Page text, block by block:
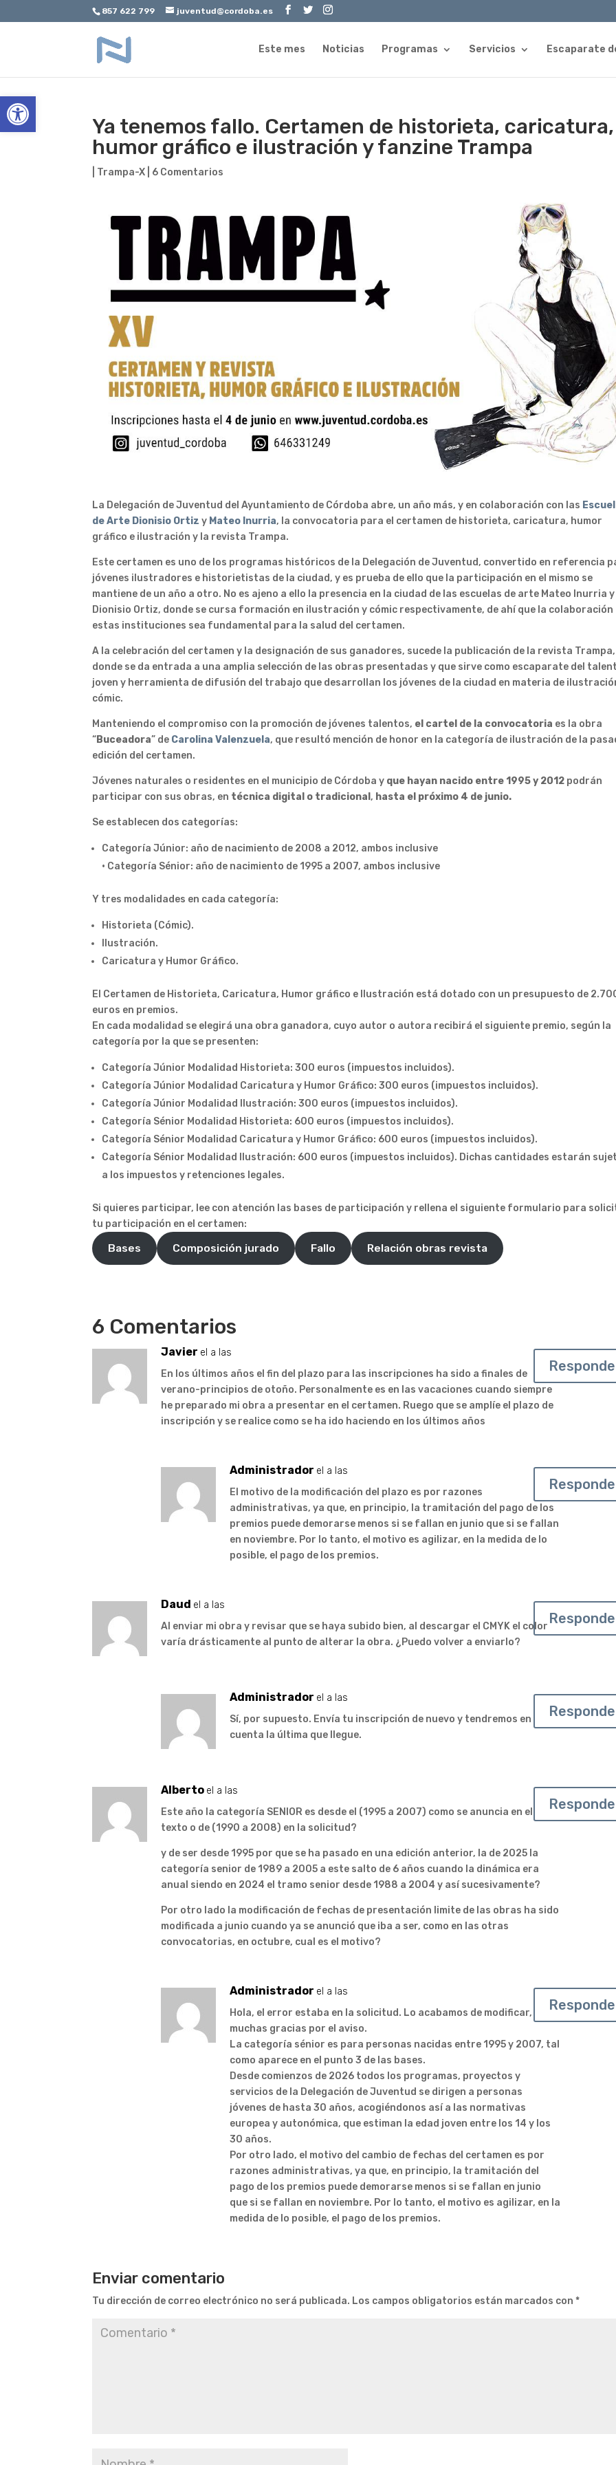
Abrir barra de herramientas
857 622 799 juventud@cordoba.es
Este mes Noticias Programas Servicios Escaparate
Ya tenemos fallo. Certamen de historieta, caricatura,
humor gráfico e ilustración y fanzine Trampa
Trampa-X 6 Comentarios
La Delegación de Juventud del Ayuntamiento de Córdoba abre, un año más, y en colaboración con las
de Arte Dionisio Ortiz y Mateo Inurria, la convocatoria para el certamen de historieta, caricatura, humor
gráfico e ilustración y la revista Trampa.
Este certamen es uno de los programas históricos de la Delegación de Juventud, convertido en referencia
jóvenes ilustradores e historietistas de la ciudad, y es prueba de ello que la participación en el mismo se
mantiene de un año a otro. No es ajeno a ello la presencia en la ciudad de las escuelas de arte Mateo Inurria y
Dionisio Ortiz, donde se cursa formación en ilustración y cómic respectivamente, de ahí que la colaboración
estas instituciones sea fundamental para la salud del certamen.
A la celebración del certamen y la designación de sus ganadores, sucede la publicación de la revista Trampa,
donde se da entrada a una amplia selección de las obras presentadas y que sirve como escaparate del
joven y herramienta de difusión del trabajo que desarrollan los jóvenes de la ciudad en materia de
cómic.
Manteniendo el compromiso con la promoción de jóvenes talentos, el cartel de la convocatoria es la obra
“Buceadora” de Carolina Valenzuela, que resultó mención de honor en la categoría de ilustración de la
edición del certamen.
Jóvenes naturales o residentes en el municipio de Córdoba y que hayan nacido entre 1995 y 2012 podrán
participar con sus obras, en técnica digital o tradicional, hasta el próximo 4 de junio.
Se establecen dos categorías:
Categoría Júnior: año de nacimiento de 2008 a 2012, ambos inclusive
· Categoría Sénior: año de nacimiento de 1995 a 2007, ambos inclusive
Y tres modalidades en cada categoría:
Historieta (Cómic).
Ilustración.
Caricatura y Humor Gráfico.
El Certamen de Historieta, Caricatura, Humor gráfico e Ilustración está dotado con un presupuesto de
euros en premios.
En cada modalidad se elegirá una obra ganadora, cuyo autor o autora recibirá el siguiente premio, según la
categoría por la que se presenten:
Categoría Júnior Modalidad Historieta: 300 euros (impuestos incluidos).
Categoría Júnior Modalidad Caricatura y Humor Gráfico: 300 euros (impuestos incluidos).
Categoría Júnior Modalidad Ilustración: 300 euros (impuestos incluidos).
Categoría Sénior Modalidad Historieta: 600 euros (impuestos incluidos).
Categoría Sénior Modalidad Caricatura y Humor Gráfico: 600 euros (impuestos incluidos).
Categoría Sénior Modalidad Ilustración: 600 euros (impuestos incluidos). Dichas cantidades estarán
a los impuestos y retenciones legales.
Si quieres participar, lee con atención las bases de participación y rellena el siguiente formulario para
tu participación en el certamen:
Bases Composición jurado Fallo Relación obras revista
6 Comentarios
Javier el a las
En los últimos años el fin del plazo para las inscripciones ha sido a finales de
verano-principios de otoño. Personalmente es en las vacaciones cuando siempre
he preparado mi obra a presentar en el certamen. Ruego que se amplíe el plazo de
inscripción y se realice como se ha ido haciendo en los últimos años
Administrador el a las
El motivo de la modificación del plazo es por razones
administrativas, ya que, en principio, la tramitación del pago de los
premios puede demorarse menos si se fallan en junio que si se fallan
en noviembre. Por lo tanto, el motivo es agilizar, en la medida de lo
posible, el pago de los premios.
Daud el a las
Al enviar mi obra y revisar que se haya subido bien, al descargar el CMYK el color
varía drásticamente al punto de alterar la obra. ¿Puedo volver a enviarlo?
Administrador el a las
Sí, por supuesto. Envía tu inscripción de nuevo y tendremos en
cuenta la última que llegue.
Alberto el a las
Este año la categoría SENIOR es desde el (1995 a 2007) como se anuncia en el
texto o de (1990 a 2008) en la solicitud?
y de ser desde 1995 por que se ha pasado en una edición anterior, la de 2025 la
categoría senior de 1989 a 2005 a este salto de 6 años cuando la dinámica era
anual siendo en 2024 el tramo senior desde 1988 a 2004 y así sucesivamente?
Por otro lado la modificación de fechas de presentación limite de las obras ha sido
modificada a junio cuando ya se anunció que iba a ser, como en las otras
convocatorias, en octubre, cual es el motivo?
Administrador el a las
Hola, el error estaba en la solicitud. Lo acabamos de modificar,
muchas gracias por el aviso.
La categoría sénior es para personas nacidas entre 1995 y 2007, tal
como aparece en el punto 3 de las bases.
Desde comienzos de 2026 todos los programas, proyectos y
servicios de la Delegación de Juventud se dirigen a personas
jóvenes de hasta 30 años, acogiéndonos así a las normativas
europea y autonómica, que estiman la edad joven entre los 14 y los
30 años.
Por otro lado, el motivo del cambio de fechas del certamen es por
razones administrativas, ya que, en principio, la tramitación del
pago de los premios puede demorarse menos si se fallan en junio
que si se fallan en noviembre. Por lo tanto, el motivo es agilizar, en la
medida de lo posible, el pago de los premios.
Enviar comentario
Tu dirección de correo electrónico no será publicada. Los campos obligatorios están marcados con*